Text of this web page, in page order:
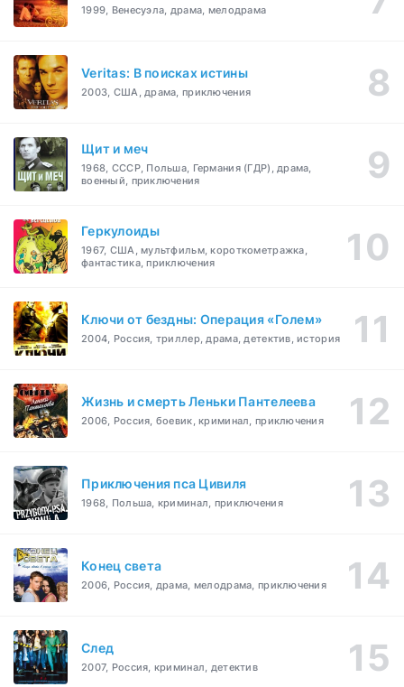
1999, Венесуэла, драма, мелодрама
Veritas: В поисках истины
2003, США, драма, приключения
Щит и меч
1968, СССР, Польша, Германия (ГДР), драма,
военный, приключения
Геркулоиды
1967, США, мультфильм, короткометражка,
фантастика, приключения
Ключи от бездны: Операция «Голем»
2004, Россия, триллер, драма, детектив, история
Жизнь и смерть Леньки Пантелеева
2006, Россия, боевик, криминал, приключения
Приключения пса Цивиля
1968, Польша, криминал, приключения
Конец света
2006, Россия, драма, мелодрама, приключения
След
2007, Россия, криминал, детектив